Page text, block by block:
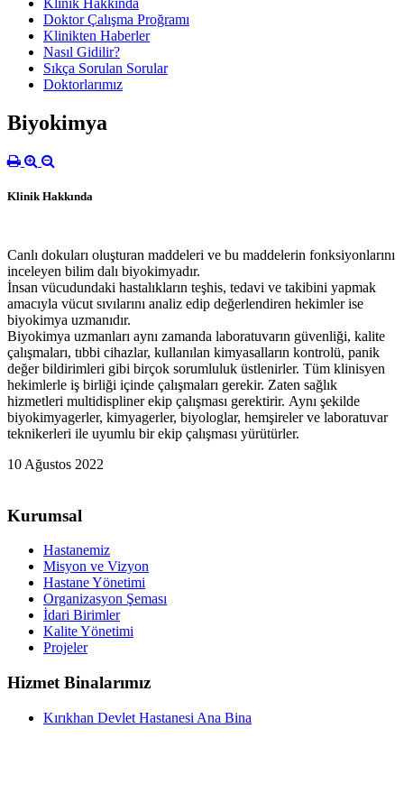
Doktor Çalışma Proğramı
Klinikten Haberler
Nasıl Gidilir?
Sıkça Sorulan Sorular
Doktorlarımız
Biyokimya
Klinik Hakkında
Canlı dokuları oluşturan maddeleri ve bu maddelerin fonksiyonlarını
inceleyen bilim dalı biyokimyadır.
İnsan vücudundaki hastalıkların teşhis, tedavi ve takibini yapmak
amacıyla vücut sıvılarını analiz edip değerlendiren hekimler ise
biyokimya uzmanıdır.
Biyokimya uzmanları aynı zamanda laboratuvarın güvenliği, kalite
çalışmaları, tıbbi cihazlar, kullanılan kimyasalların kontrolü, panik
değer bildirimleri gibi birçok sorumluluk üstlenirler. Tüm klinisyen
hekimlerle iş birliği içinde çalışmaları gerekir. Zaten sağlık
hizmetleri multidispliner ekip çalışması gerektirir. Aynı şekilde
biyokimyagerler, kimyagerler, biyologlar, hemşireler ve laboratuvar
teknikerleri ile uyumlu bir ekip çalışması yürütürler.
10 Ağustos 2022
Kurumsal
Hastanemiz
Misyon ve Vizyon
Hastane Yönetimi
Organizasyon Şeması
İdari Birimler
Kalite Yönetimi
Projeler
Hizmet Binalarımız
Kırıkhan Devlet Hastanesi Ana Bina